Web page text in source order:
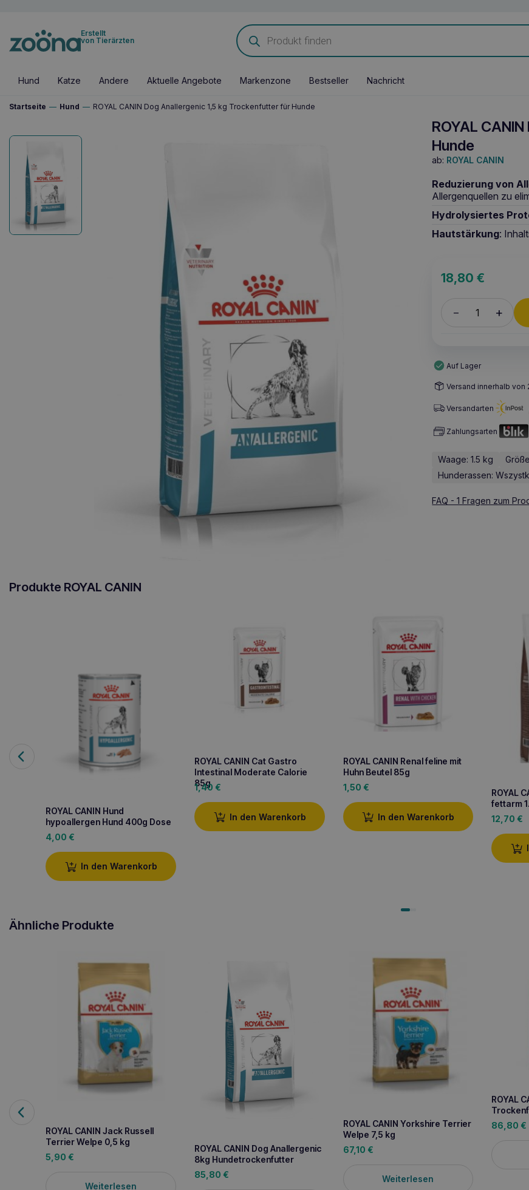
Erstellt
von Tierärzten
Products
search
Hund Katze Andere Aktuelle Angebote Markenzone Bestseller Nachricht
Startseite — Hund — ROYAL CANIN Dog Anallergenic 1,5 kg Trockenfutter für Hunde
ROYAL
Hunde
ab: ROYAL CANIN
Reduzierung von
Allergenquellen zu
Hydrolysiertes
Hautstärkung:
18,80€
– +
Auf Lager
Versand innerhalb von
Versandarten
Zahlungsarten
Waage: 1.5 kg
Hunderassen:
FAQ - 1 Fragen zum
Produkte ROYAL CANIN
ROYAL CANIN Hund
hypoallergen Hund 400g Dose
4,00 €
In den Warenkorb
ROYAL CANIN Cat Gastro
Intestinal Moderate Calorie
85g
1,40 €
In den Warenkorb
ROYAL CANIN Renal feline mit
Huhn Beutel 85g
1,50 €
In den Warenkorb
ROYAL
fettarm
12,70 €
Ähnliche Produkte
ROYAL CANIN Jack Russell
Terrier Welpe 0,5 kg
5,90 €
Weiterlesen
ROYAL CANIN Dog Anallergenic
8kg Hundetrockenfutter
85,80 €
ROYAL CANIN Yorkshire Terrier
Welpe 7,5 kg
67,10 €
Weiterlesen
ROYAL
86,80 €